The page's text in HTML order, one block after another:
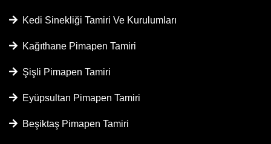
Kedi Sinekliği Tamiri Ve Kurulumları
Kağıthane Pimapen Tamiri
Şişli Pimapen Tamiri
Eyüpsultan Pimapen Tamiri
Beşiktaş Pimapen Tamiri